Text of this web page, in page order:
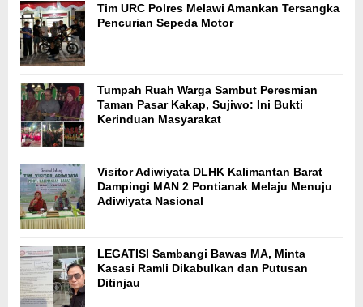
Tim URC Polres Melawi Amankan Tersangka
Pencurian Sepeda Motor
Tumpah Ruah Warga Sambut Peresmian
Taman Pasar Kakap, Sujiwo: Ini Bukti
Kerinduan Masyarakat
Visitor Adiwiyata DLHK Kalimantan Barat
Dampingi MAN 2 Pontianak Melaju Menuju
Adiwiyata Nasional
LEGATISI Sambangi Bawas MA, Minta
Kasasi Ramli Dikabulkan dan Putusan
Ditinjau